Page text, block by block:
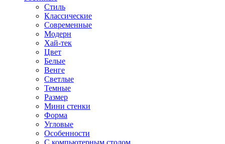
Стиль
Классические
Современные
Модерн
Хай-тек
Цвет
Белые
Венге
Светлые
Темные
Размер
Мини стенки
Форма
Угловые
Особенности
С компьютерным столом